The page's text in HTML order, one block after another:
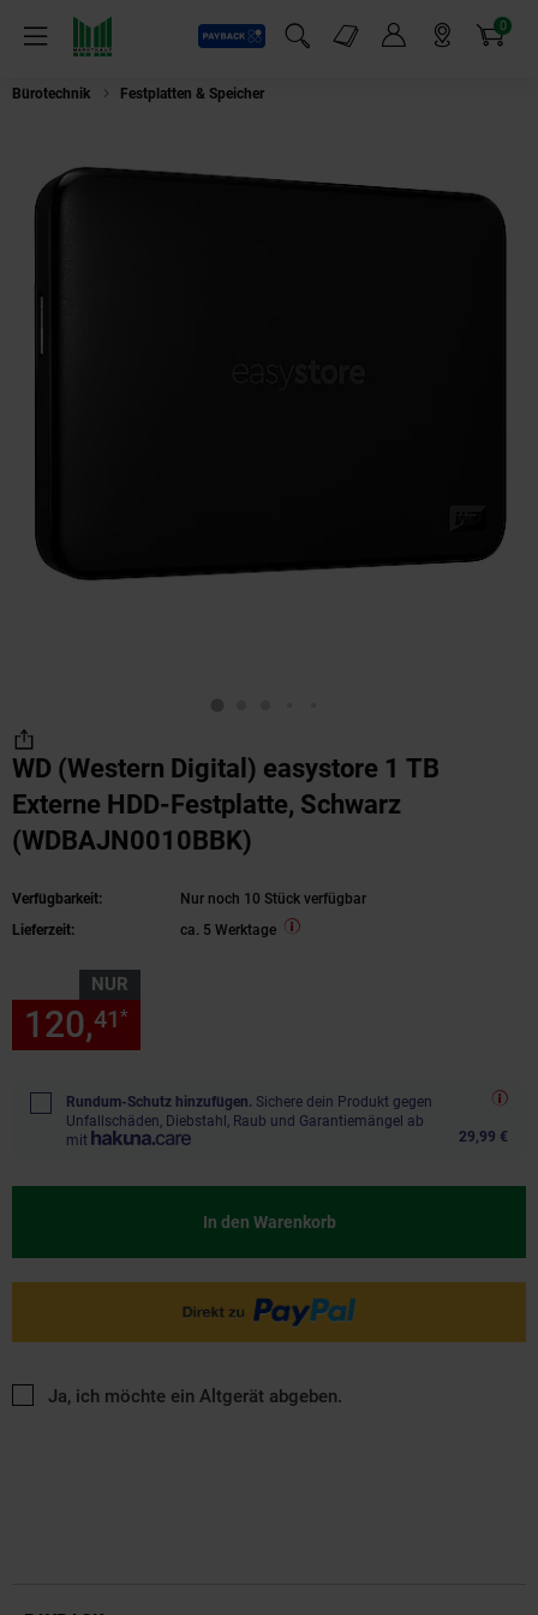
Menü
Payback
Suchfeld einblenden
Markt-Angebote 0
Artikel
Bürotechnik Festplatten & Speicher
WD (Western Digital) easystore 1 TB
Externe HDD-Festplatte, Schwarz
(WDBAJN0010BBK)
Verfügbarkeit:
Nur noch 10 Stück verfügbar
Lieferzeit:
ca. 5 Werktage
NUR
120,41*
Rundum-Schutz hinzufügen. Sichere dein Produkt gegen
Unfallschäden, Diebstahl, Raub und Garantiemängel ab
mit
29,99 €
In den Warenkorb
Ja, ich möchte ein Altgerät abgeben.